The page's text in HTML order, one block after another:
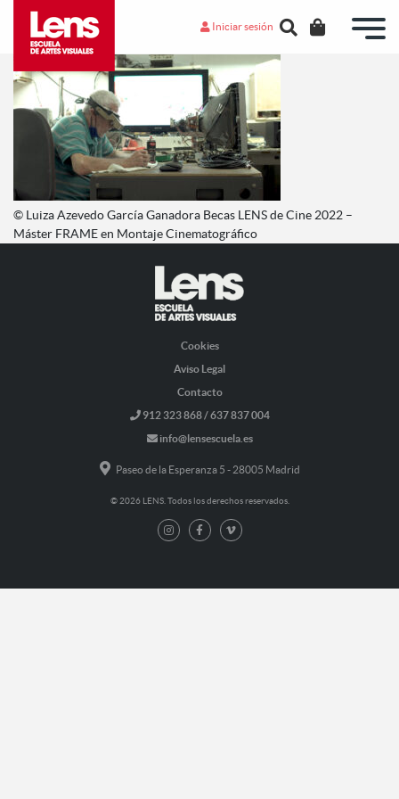
Iniciar sesión
© Luiza Azevedo García Ganadora Becas LENS de Cine 2022 –
Máster FRAME en Montaje Cinematográfico
Cookies
Aviso Legal
Contacto
912 323 868 / 637 837 004
info@lensescuela.es
Paseo de la Esperanza 5 - 28005 Madrid
© 2026 LENS. Todos los derechos reservados.